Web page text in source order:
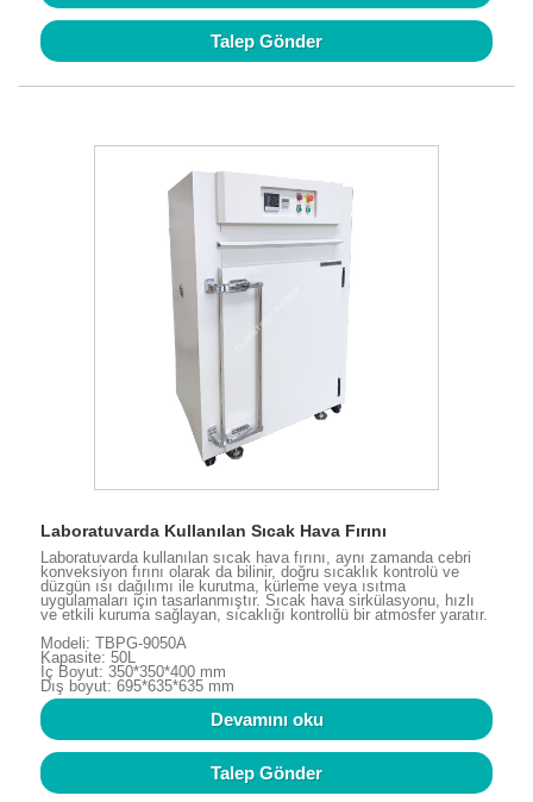
Talep Gönder
Laboratuvarda Kullanılan Sıcak Hava Fırını
Laboratuvarda kullanılan sıcak hava fırını, aynı zamanda cebri
konveksiyon fırını olarak da bilinir, doğru sıcaklık kontrolü ve
düzgün ısı dağılımı ile kurutma, kürleme veya ısıtma
uygulamaları için tasarlanmıştır. Sıcak hava sirkülasyonu, hızlı
ve etkili kuruma sağlayan, sıcaklığı kontrollü bir atmosfer yaratır.
Modeli: TBPG-9050A
Kapasite: 50L
İç Boyut: 350*350*400 mm
Dış boyut: 695*635*635 mm
Devamını oku
Talep Gönder